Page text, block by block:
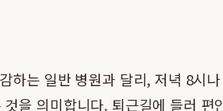
하는 일반 병원과 달리, 저녁 8시
을 의미합니다. 퇴근길에 들러